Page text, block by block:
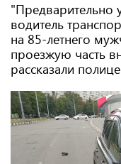
"Предварительно
водитель
на 85-летнего
проезжую часть
рассказали